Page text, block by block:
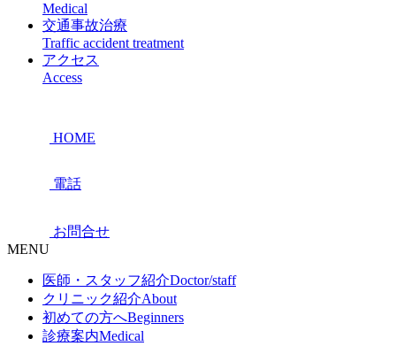
Medical
交通事故治療
Traffic accident treatment
アクセス
Access
HOME
電話
お問合せ
MENU
医師・スタッフ紹介Doctor/staff
クリニック紹介About
初めての方へBeginners
診療案内Medical